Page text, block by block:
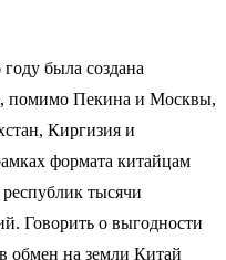
была создана
помимо Пекина и Москвы,
Киргизия и
формата китайцам
республик тысячи
Говорить о выгодности
обмен на земли Китай